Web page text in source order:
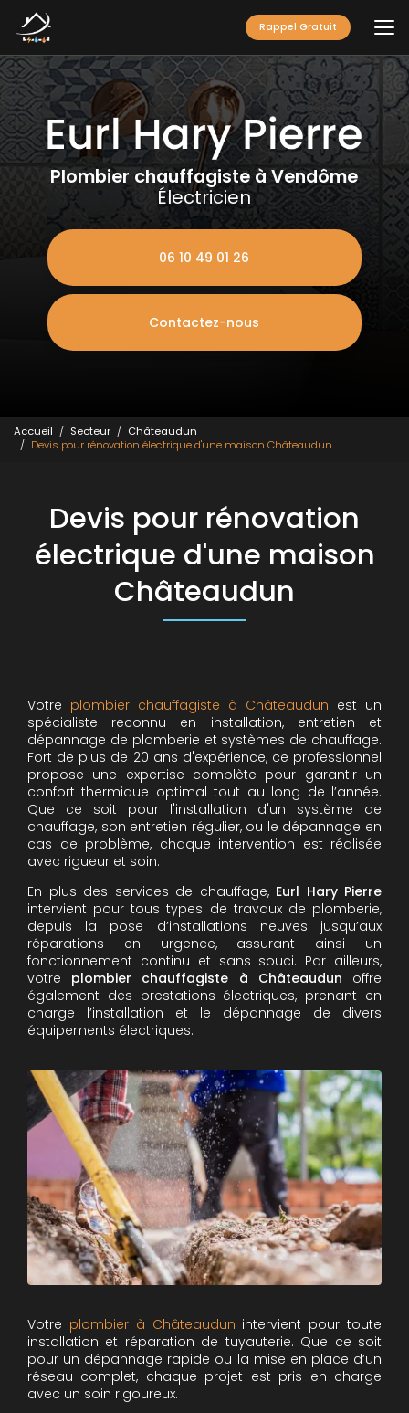
contenu
principal
Rappel Gratuit
Plombier chauffagiste à Vendôme
Électricien
06 10 49 01 26
Contactez-nous
Accueil Secteur
Châteaudun
Devis pour rénovation électrique d'une maison Châteaudun
Devis pour rénovation
électrique d'une maison
Châteaudun
Votre plombier chauffagiste à Châteaudun est un
spécialiste reconnu en installation, entretien et
dépannage de plomberie et systèmes de chauffage.
Fort de plus de 20 ans d'expérience, ce professionnel
propose une expertise complète pour garantir un
confort thermique optimal tout au long de l’année.
Que ce soit pour l'installation d'un système de
chauffage, son entretien régulier, ou le dépannage en
cas de problème, chaque intervention est réalisée
avec rigueur et soin.
En plus des services de chauffage,Eurl Hary Pierre
intervient pour tous types de travaux de plomberie,
depuis la pose d’installations neuves jusqu’aux
réparations en urgence, assurant ainsi un
fonctionnement continu et sans souci. Par ailleurs,
votre plombier chauffagiste à Châteaudun offre
également des prestations électriques, prenant en
charge l’installation et le dépannage de divers
équipements électriques.
Votre plombier à Châteaudun intervient pour toute
installation et réparation de tuyauterie. Que ce soit
pour un dépannage rapide ou la mise en place d’un
réseau complet, chaque projet est pris en charge
avec un soin rigoureux.